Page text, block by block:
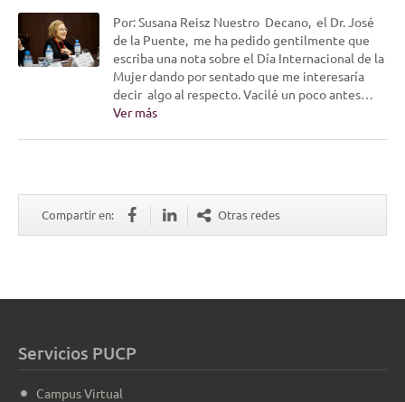
Por: Susana Reisz Nuestro Decano, el Dr. José
de la Puente, me ha pedido gentilmente que
escriba una nota sobre el Día Internacional de la
Mujer dando por sentado que me interesaría
decir algo al respecto. Vacilé un poco antes…
Ver más
Compartir en: Otras redes
Servicios PUCP
Campus Virtual